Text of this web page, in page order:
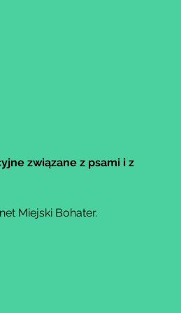
związane z psami i z
Miejski Bohater.